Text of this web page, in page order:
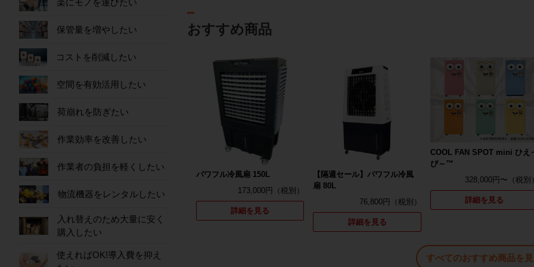
おすすめ商品
パワフル冷風扇 150L
173,000円
詳細を見る
【隔週セール】パワフル冷風
扇 80L
76,800円
詳細を見る
COOL FAN SPOT mini ひえ
ぴ～™
328,000円〜
詳細を見る
すべてのおすすめ商品を
楽にモノを運びたい
保管量を増やしたい
コストを削減したい
空間を有効活用したい
荷崩れを防ぎたい
作業効率を改善したい
作業者の負担を軽くしたい
物流機器をレンタルしたい
入れ替えのため大量に安く
購入したい
使えればOK!導入費を抑え